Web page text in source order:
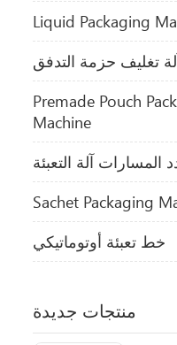
Liquid Packaging
تغليف حزمة التدفق
Premade Pouch
Machine
المسارات آلة التعبئة
Sachet Packaging
خط تعبئة أوتوماتيكي
منتجات جديدة